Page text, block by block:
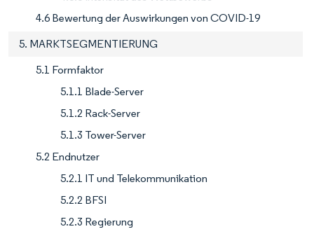
4.6 Bewertung der Auswirkungen von COVID-19
5. MARKTSEGMENTIERUNG
5.1 Formfaktor
5.1.1 Blade-Server
5.1.2 Rack-Server
5.1.3 Tower-Server
5.2 Endnutzer
5.2.1 IT und Telekommunikation
5.2.2 BFSI
5.2.3 Regierung